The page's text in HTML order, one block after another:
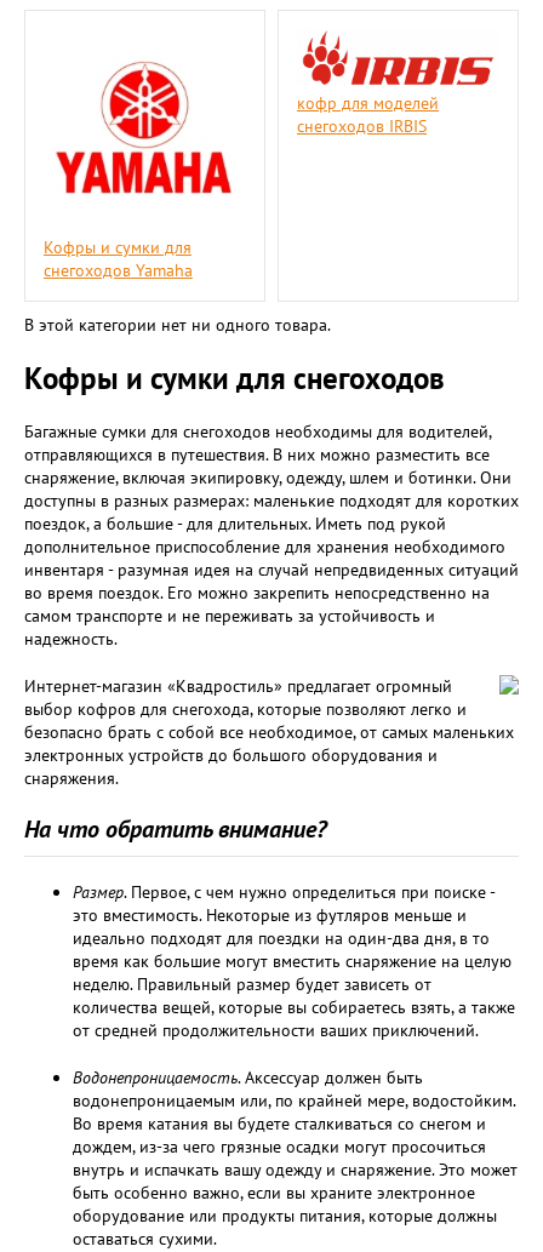
Кофры и сумки для
снегоходов Yamaha
кофр для моделей
снегоходов IRBIS
В этой категории нет ни одного товара.
Кофры и сумки для снегоходов
Багажные сумки для снегоходов необходимы для водителей,
отправляющихся в путешествия. В них можно разместить все
снаряжение, включая экипировку, одежду, шлем и ботинки. Они
доступны в разных размерах: маленькие подходят для коротких
поездок, а большие - для длительных. Иметь под рукой
дополнительное приспособление для хранения необходимого
инвентаря - разумная идея на случай непредвиденных ситуаций
во время поездок. Его можно закрепить непосредственно на
самом транспорте и не переживать за устойчивость и
надежность.
Интернет-магазин «Квадростиль» предлагает огромный
выбор кофров для снегохода, которые позволяют легко и
безопасно брать с собой все необходимое, от самых маленьких
электронных устройств до большого оборудования и
снаряжения.
На что обратить внимание?
Размер. Первое, с чем нужно определиться при поиске -
это вместимость. Некоторые из футляров меньше и
идеально подходят для поездки на один-два дня, в то
время как большие могут вместить снаряжение на целую
неделю. Правильный размер будет зависеть от
количества вещей, которые вы собираетесь взять, а также
от средней продолжительности ваших приключений.
Водонепроницаемость. Аксессуар должен быть
водонепроницаемым или, по крайней мере, водостойким.
Во время катания вы будете сталкиваться со снегом и
дождем, из-за чего грязные осадки могут просочиться
внутрь и испачкать вашу одежду и снаряжение. Это может
быть особенно важно, если вы храните электронное
оборудование или продукты питания, которые должны
оставаться сухими.